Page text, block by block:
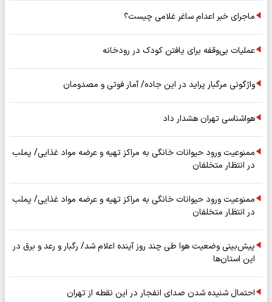
ماجرای خبر اعدام ساغر غلامی چیست؟
عملیات بی‌وقفه برای یافتن کودک در رودخانه
واژگونی مرگبار پراید در این جاده/ آمار فوتی و مصدومان
هواشناسی تهران هشدار داد
ممنوعیت ورود حیوانات خانگی به مراکز تهیه و عرضه مواد غذایی/ پملب
در انتظار متخلفان
ممنوعیت ورود حیوانات خانگی به مراکز تهیه و عرضه مواد غذایی/ پملب
در انتظار متخلفان
پیش‌بینی وضعیت هوا طی چند روز آینده اعلام شد/ رگبار و رعد و برق در
این استان‌ها
احتمال شنیده شدن صدای انفجار در این نقطه از تهران